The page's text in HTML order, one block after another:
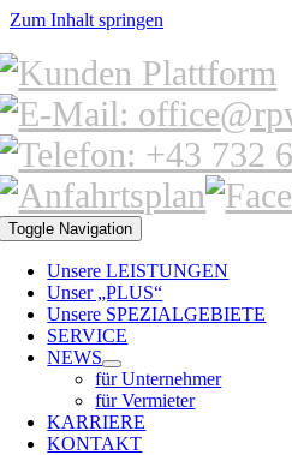
Zum Inhalt springen
Toggle Navigation
Unsere LEISTUNGEN
Unser „PLUS“
Unsere SPEZIALGEBIETE
SERVICE
NEWS
für Unternehmer
für Vermieter
KARRIERE
KONTAKT